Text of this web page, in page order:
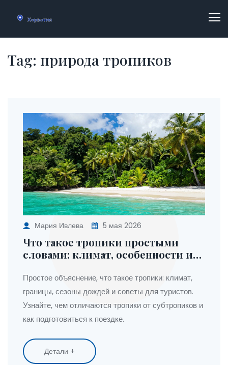
Tag: природа тропиков
Мария Ивлева 5 мая 2026
Что такое тропики простыми
словами: климат, особенности и
Простое объяснение, что такое тропики: климат,
границы, сезоны дождей и советы для туристов.
Узнайте, чем отличаются тропики от субтропиков и
как подготовиться к поездке.
Детали +